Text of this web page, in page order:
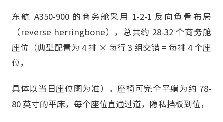
东航 A350-900 的商务舱采用 1-2-1 反向鱼骨布局
（reverse herringbone），总共约 28-32 个商务舱
座位（典型配置为 4 排 × 每行 3 组交错 = 每排 4 个座
位，
具体以当日座位图为准）。座椅可完全平躺为约 78-
80 英寸的平床，每个座位直通过道，隐私挡板到位，